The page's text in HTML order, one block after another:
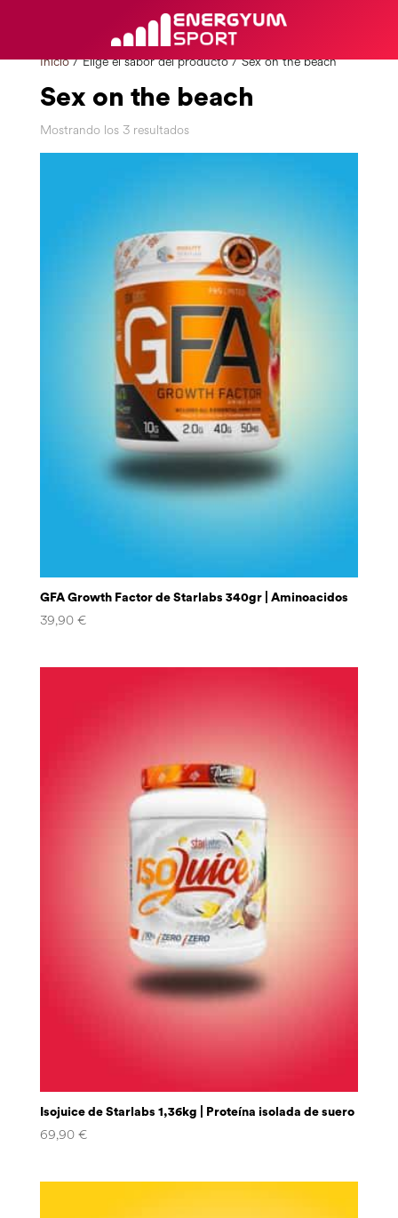
Inicio/ Elige el sabor del producto / Sex on the beach
Sex on the beach
Mostrando los 3 resultados
GFA Growth Factor de Starlabs 340gr | Aminoacidos
39,90 €
Isojuice de Starlabs 1,36kg | Proteína isolada de suero
69,90 €